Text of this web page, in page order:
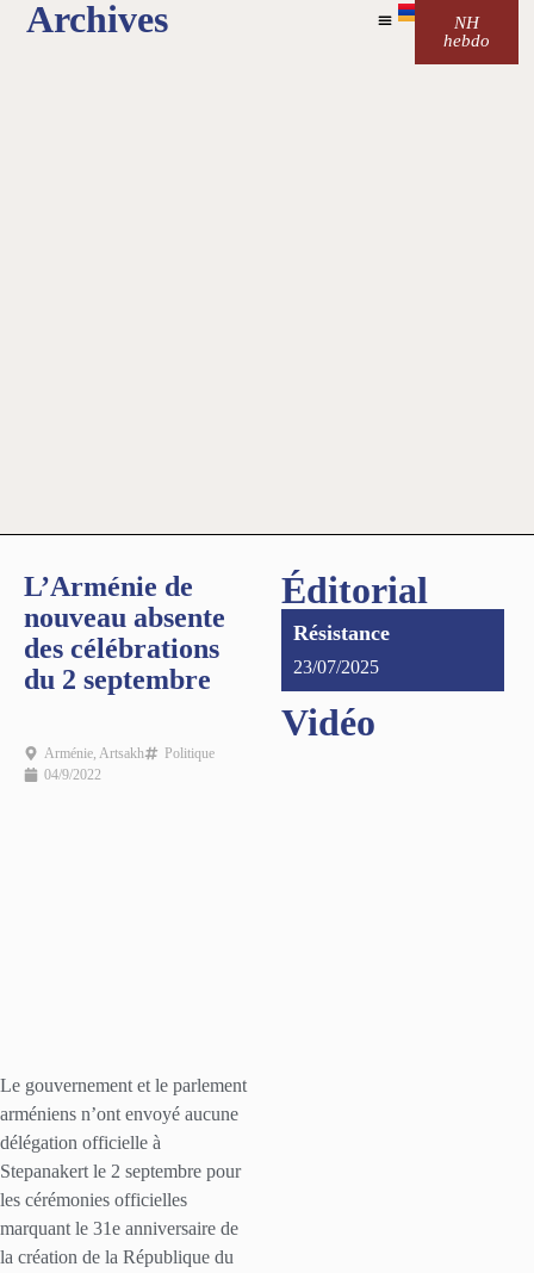
Archives
NH
hebdo
L’Arménie de
nouveau absente
des célébrations
du 2 septembre
Arménie Artsakh
Politique
04/9/2022
Le gouvernement et le parlement
arméniens n’ont envoyé aucune
délégation officielle à
Stepanakert le 2 septembre pour
les cérémonies officielles
marquant le 31e anniversaire de
la création de la République du
Éditorial
Résistance
23/07/2025
Vidéo